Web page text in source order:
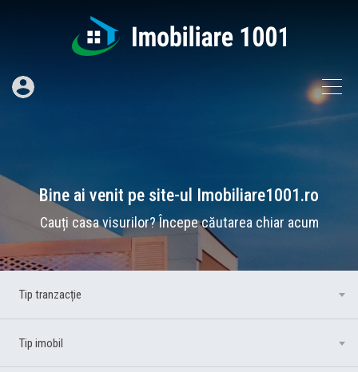
Bine ai venit pe site-ul Imobiliare1001.ro
Cauți casa visurilor? Începe căutarea chiar acum
Tip tranzacție
oricare
Tip imobil
oricare